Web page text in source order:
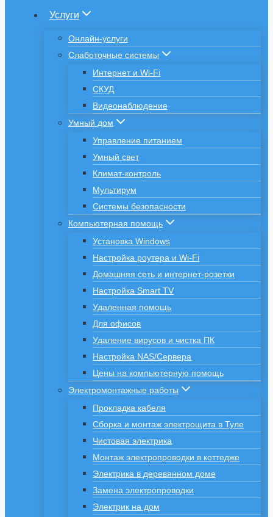
Услуги
Онлайн-услуги
Слаботочные системы
Интернет и Wi-Fi
СКУД
Видеонаблюдение
Умный дом
Управление питанием
Умный свет
Климат-контроль
Мультирум
Системы безопасности
Компьютерная помощь
Установка Windows
Настройка роутера и Wi-Fi
Домашняя сеть и интернет-розетки
Настройка Smart TV
Удаленная помощь
Для офисов
Удаление вирусов и чистка ПК
Настройка NAS/Сервера
Цены на компьютерную помощь
Электромонтажные работы
Прокладка кабеля
Сборка и монтаж электрощита в Туле
Чистовая электрика
Монтаж электропроводки в коттедже
Электрика в деревянном доме
Замена электропроводки
Электрик на дом